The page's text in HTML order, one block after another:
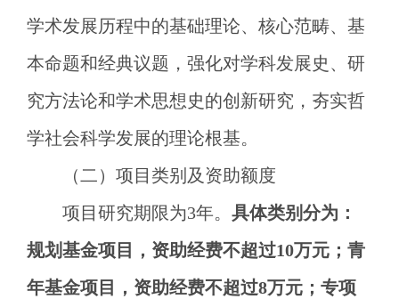
学术发展历程中的基础理论、核心范畴、基
本命题和经典议题，强化对学科发展史、研
究方法论和学术思想史的创新研究，夯实哲
学社会科学发展的理论根基。
（二）项目类别及资助额度
项目研究期限为3年。具体类别分为：
规划基金项目，资助经费不超过10万元；青
年基金项目，资助经费不超过8万元；专项